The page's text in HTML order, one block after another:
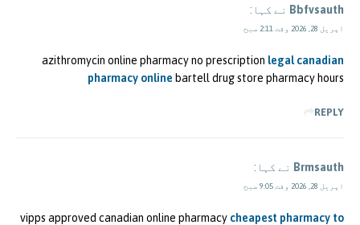
Bbfvsauth نے کہا:
اپریل 28, 2026 وقت 2:11 صبح
azithromycin online pharmacy no prescription legal canadian
pharmacy online bartell drug store pharmacy hours
REPLY
Brmsauth نے کہا:
اپریل 28, 2026 وقت 9:05 صبح
vipps approved canadian online pharmacy cheapest pharmacy to